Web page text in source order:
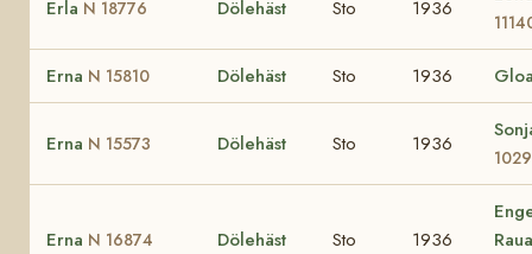
Erla N 18776 Dölehäst Sto 1936
Erna N 15810 Dölehäst Sto 1936
Erna N 15573 Dölehäst Sto 1936
Erna N 16874 Dölehäst Sto 1936